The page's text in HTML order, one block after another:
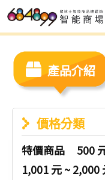
產品介紹
價格分類
特價商品 500
1,001 元 ~ 2,000